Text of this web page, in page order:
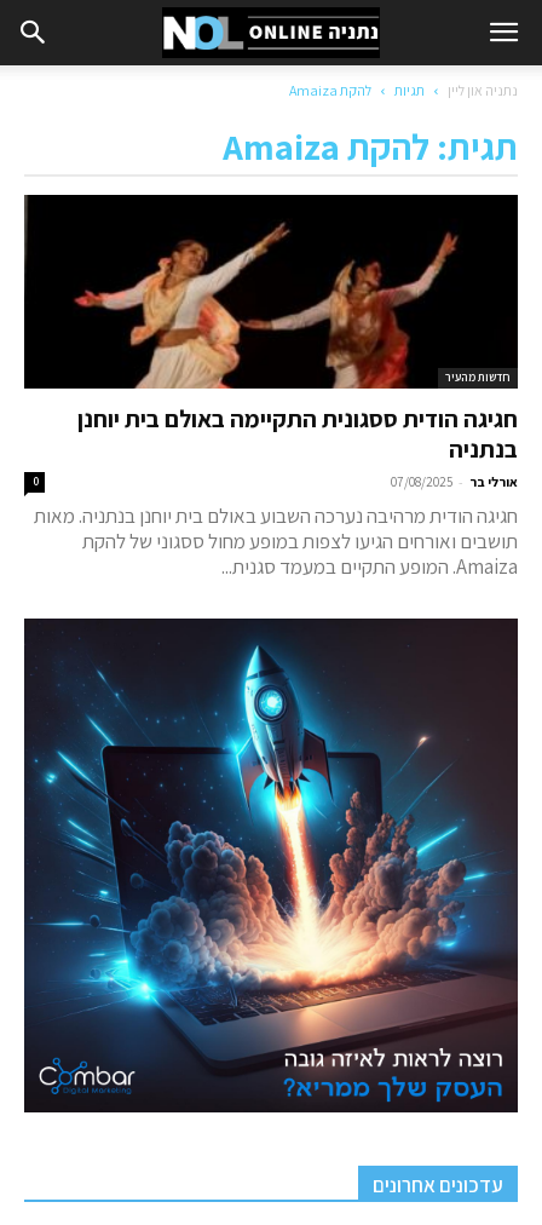
נתניה און ליין תגיות להקת Amaiza
תגית: להקת Amaiza
חדשות מהעיר
חגיגה הודית ססגונית התקיימה באולם בית יוחנן
בנתניה
אורלי בר -
07/08/2025
0
חגיגה הודית מרהיבה נערכה השבוע באולם בית יוחנן בנתניה. מאות
תושבים ואורחים הגיעו לצפות במופע מחול ססגוני של להקת
Amaiza. המופע התקיים במעמד סגנית...
עדכונים אחרונים